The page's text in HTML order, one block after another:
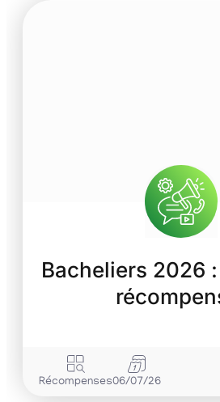
Bacheliers 2026
Récompenses06/07/26